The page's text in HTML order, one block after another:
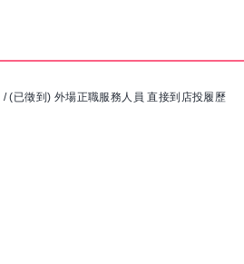
/(已徵到) 外場正職服務人員 直接到店投履歷